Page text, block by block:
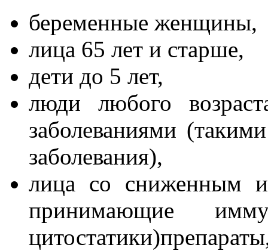
беременные женщины,
лица 65 лет и старше,
дети до 5 лет,
люди любого
заболеваниями
заболевания),
лица со сниженным
принимающие